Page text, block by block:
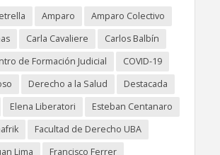
Amparo
Amparo Colectivo
Carla Cavaliere
Carlos Balbín
de Formación Judicial
COVID-19
Derecho a la Salud
Destacada
Elena Liberatori
Esteban Centanaro
Facultad de Derecho UBA
Lima
Francisco Ferrer